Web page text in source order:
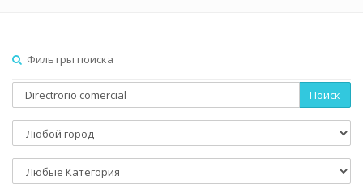
Фильтры поиска
Поиск